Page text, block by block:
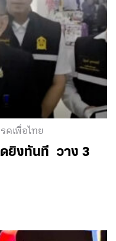
คเพื่อไทย
ดยิงทันที วาง 3